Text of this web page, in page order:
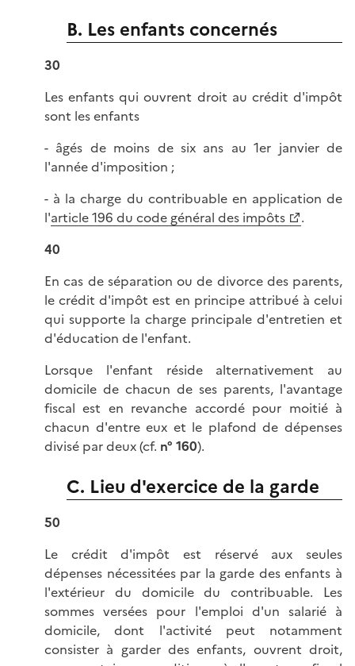
B. Les enfants concernés
30
Les enfants qui ouvrent droit au crédit d'impôt
sont les enfants
- âgés de moins de six ans au 1er janvier de
l'année d'imposition ;
- à la charge du contribuable en application de
l'article 196 du code général des impôts
.
40
En cas de séparation ou de divorce des parents,
le crédit d'impôt est en principe attribué à celui
qui supporte la charge principale d'entretien et
d'éducation de l'enfant.
Lorsque l'enfant réside alternativement au
domicile de chacun de ses parents, l'avantage
fiscal est en revanche accordé pour moitié à
chacun d'entre eux et le plafond de dépenses
divisé par deux (cf. n° 160).
C. Lieu d'exercice de la garde
50
Le crédit d'impôt est réservé aux seules
dépenses nécessitées par la garde des enfants à
l'extérieur du domicile du contribuable. Les
sommes versées pour l'emploi d'un salarié à
domicile, dont l'activité peut notamment
consister à garder des enfants, ouvrent droit,